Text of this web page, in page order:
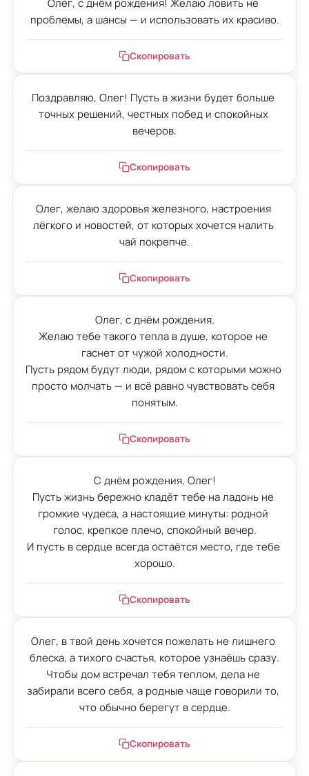
проблемы, а шансы — и использовать их красиво.
Скопировать
Поздравляю, Олег! Пусть в жизни будет больше
точных решений, честных побед и спокойных
вечеров.
Скопировать
Олег, желаю здоровья железного, настроения
лёгкого и новостей, от которых хочется налить
чай покрепче.
Скопировать
Олег, с днём рождения.
Желаю тебе такого тепла в душе, которое не
гаснет от чужой холодности.
Пусть рядом будут люди, рядом с которыми можно
просто молчать — и всё равно чувствовать себя
понятым.
Скопировать
С днём рождения, Олег!
Пусть жизнь бережно кладёт тебе на ладонь не
громкие чудеса, а настоящие минуты: родной
голос, крепкое плечо, спокойный вечер.
И пусть в сердце всегда остаётся место, где тебе
хорошо.
Скопировать
Олег, в твой день хочется пожелать не лишнего
блеска, а тихого счастья, которое узнаёшь сразу.
Чтобы дом встречал тебя теплом, дела не
забирали всего себя, а родные чаще говорили то,
что обычно берегут в сердце.
Скопировать